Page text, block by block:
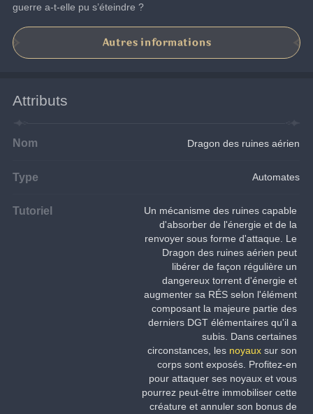
guerre a-t-elle pu s’éteindre ?
Autres informations
Attributs
Nom Dragon des ruines aérien
Type Automates
Tutoriel
Un mécanisme des ruines capable
d'absorber de l'énergie et de la
renvoyer sous forme d'attaque. Le
Dragon des ruines aérien peut
libérer de façon régulière un
dangereux torrent d'énergie et
augmenter sa RÉS selon l'élément
composant la majeure partie des
derniers DGT élémentaires qu'il a
subis. Dans certaines
circonstances, les noyaux sur son
corps sont exposés. Profitez-en
pour attaquer ses noyaux et vous
pourrez peut-être immobiliser cette
créature et annuler son bonus de